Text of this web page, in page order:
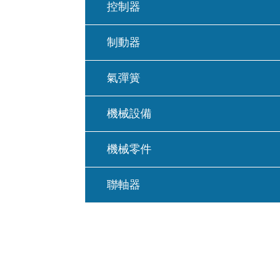
控制器
制動器
氣彈簧
機械設備
機械零件
聯軸器